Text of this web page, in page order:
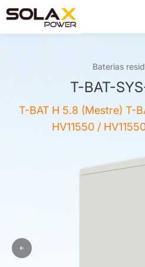
Baterias
T-BAT-
T-BAT H 5.8 (Mestre) T-
HV11550 /